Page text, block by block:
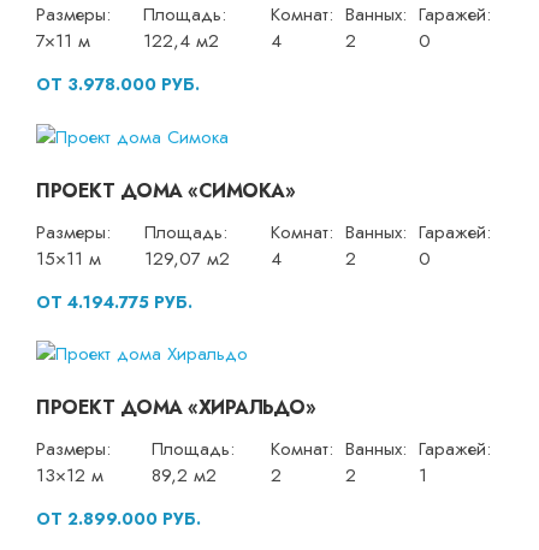
Размеры:
7×11 м
Площадь:
122,4 м2
Комнат:
4
Ванных:
2
Гаражей:
0
ОТ 3.978.000 РУБ.
ПРОЕКТ ДОМА «СИМОКА»
Размеры:
15×11 м
Площадь:
129,07 м2
Комнат:
4
Ванных:
2
Гаражей:
0
ОТ 4.194.775 РУБ.
ПРОЕКТ ДОМА «ХИРАЛЬДО»
Размеры:
13×12 м
Площадь:
89,2 м2
Комнат:
2
Ванных:
2
Гаражей:
1
ОТ 2.899.000 РУБ.